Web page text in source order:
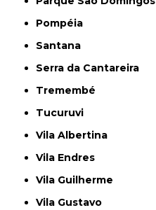
Pompéia
Santana
Serra da Cantareira
Tremembé
Tucuruvi
Vila Albertina
Vila Endres
Vila Guilherme
Vila Gustavo